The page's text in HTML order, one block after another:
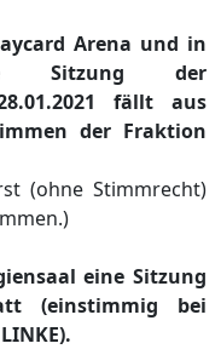
Arena und in
Sitzung der
fällt aus
der Fraktion
(ohne Stimmrecht)
)
eine Sitzung
(einstimmig bei